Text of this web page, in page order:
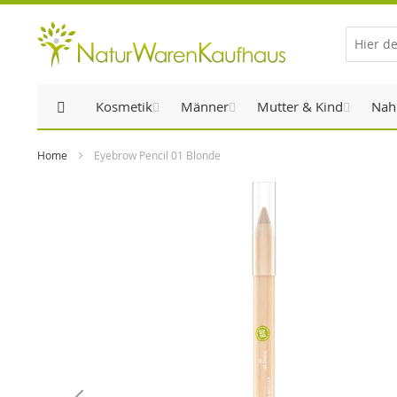
Direkt
zum
Kosmetik Männer Mutter & Kind
Home Eyebrow Pencil 01 Blonde